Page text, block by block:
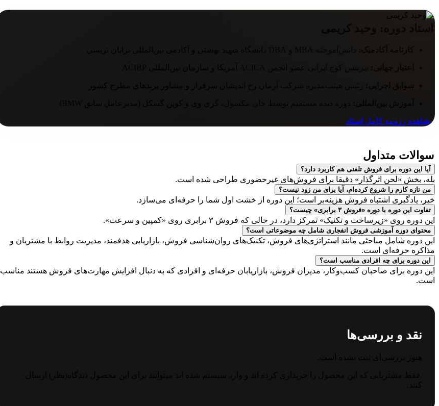
مشاهده رزومه کامل استاد
سوالات متداول
آیا این دوره برای فروش تلفنی هم کاربرد دارد؟
بله، بخش «لحن اثرگذار» دقیقا برای فروش‌های غیرحضوری طراحی شده است.
من تازه کارم را شروع کرده‌ام، آیا برای من زود نیست؟
خیر، یادگیری اشتباه فروش هزینه‌بر است؛ این دوره از خشت اول شما را حرفه‌ای می‌سازد.
تفاوت این دوره با دوره «فروش ۳ برابری» چیست؟
این دوره روی «زیرساخت و تکنیک» تمرکز دارد، در حالی که فروش ۳ برابری روی «کمپین و سرعت».
محتوای دوره آموزشی فروش انفجاری شامل چه موضوعاتی است؟
این دوره شامل مباحثی مانند استراتژی‌های فروش، تکنیک‌های روان‌شناسی فروش، بازاریابی هدفمند، مدیریت روابط با مشتریان و
مذاکره حرفه‌ای است.
این دوره برای چه افرادی مناسب است؟
این دوره برای صاحبان کسب‌وکار، مدیران فروش، بازاریابان حرفه‌ای و افرادی که به دنبال افزایش مهارت‌های فروش هستند مناسب
است.
نقد و بررسی‌ها